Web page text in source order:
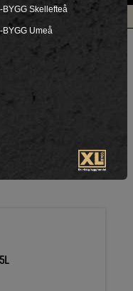
Pris inklusive moms
BYGG Skellefteå
BYGG Umeå